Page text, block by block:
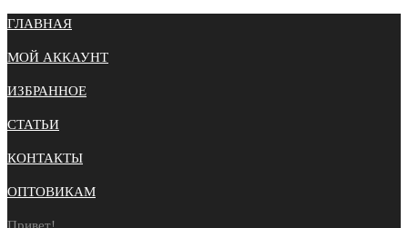
ГЛАВНАЯ
МОЙ АККАУНТ
ИЗБРАННОЕ
СТАТЬИ
КОНТАКТЫ
ОПТОВИКАМ